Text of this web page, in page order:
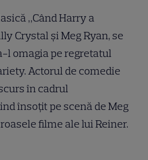
„Când Harry a
Crystal și Meg Ryan, se
l omagia pe regretatul
Actorul de comedie
în cadrul
însoțit pe scenă de Meg
filme ale lui Reiner.